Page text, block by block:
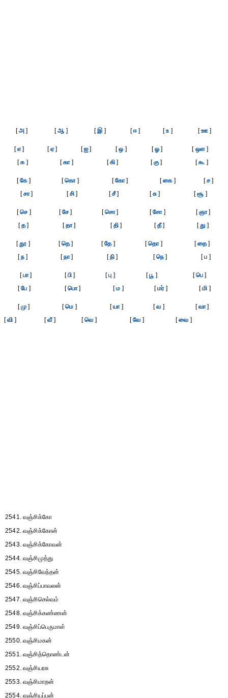
[அ ] [ஆ ] [இ] [ஈ ] [உ ] [ஊ]
[எ] [ஏ] [ஐ] [ஒ ] [ஓ ] [ ஒள ]
[க] [கா] [கி ] [கு] [கூ ]
[கே] [கொ] [கோ] [கை] [ச]
[சா] [சி ] [சீ] [சு ] [சூ ]
[செ] [சே] [சொ] [சோ] [ஞா]
[த] [தா] [தி ] [தீ] [து ]
[தூ ] [தெ] [தே] [தொ] [தை]
[ந ] [நா] [நி ] [நெ ] [ப ]
[பா] [பி ] [பு ] [பூ ] [பெ ]
[பே ] [பொ] [ம ] [மர்] [மி ]
[மு ] [மெ ] [யா] [வ ] [வா]
[வி ] [வீ] [வெ ] [வே ] [வை ]
2541. வஞ்சிக்கோ
2542. வஞ்சிக்கோன்
2543. வஞ்சிக்கோவன்
2544. வஞ்சிமுத்து
2545. வஞ்சிவேந்தன்
2546. வஞ்சிப்பாவலன்
2547. வஞ்சிசெல்வம்
2548. வஞ்சிக்கண்ணன்
2549. வஞ்சிப்பெருமாள்
2550. வஞ்சிமகன்
2551. வஞ்சித்தொண்டன்
2552. வஞ்சியரசு
2553. வஞ்சிமாறன்
2554. வஞ்சியப்பன்